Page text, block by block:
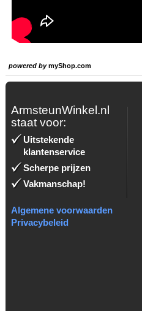
powered bymyShop.com
ArmsteunWinkel.nl
staat voor:
Uitstekende
klantenservice
Scherpe prijzen
Vakmanschap!
Algemene voorwaarden
Privacybeleid